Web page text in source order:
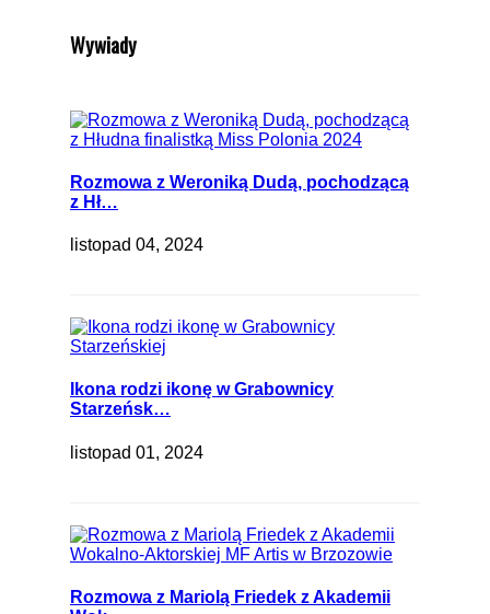
Wywiady
Rozmowa z Weroniką Dudą, pochodzącą
z Hł…
listopad 04, 2024
Ikona rodzi ikonę w Grabownicy
Starzeńsk…
listopad 01, 2024
Rozmowa z Mariolą Friedek z Akademii